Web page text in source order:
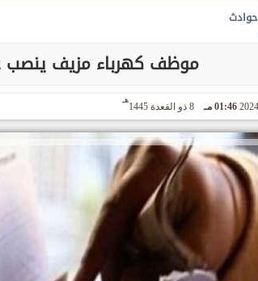
حوادث
موظف كهرباء مزيف ينصب
01:46 مـ 8 ذو القعدة 1445
هـ